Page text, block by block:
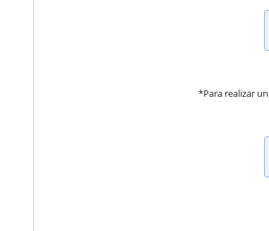
*Para realizar